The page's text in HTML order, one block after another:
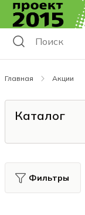
Главная Акции
Каталог
Фильтры